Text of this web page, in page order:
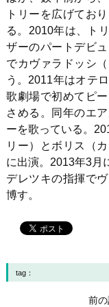
トリーを広げてお
る。2010年は、ト
ザーのパートデビ
でカヴァラドッシ
う。2011年はオテ
歌劇場で初めてピ
さめる。同年のエ
ーを歌っている。
リー）とボリス（
に出演。2013年3月
デレツキの指揮で
博す。
tag：
前